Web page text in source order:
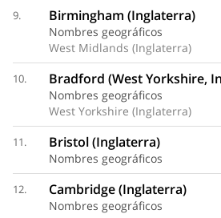
9. Birmingham (Inglaterra)
Nombres geográficos
West Midlands (Inglaterra)
10. Bradford (West Yorkshire,
Nombres geográficos
West Yorkshire (Inglaterra)
11. Bristol (Inglaterra)
Nombres geográficos
12. Cambridge (Inglaterra)
Nombres geográficos